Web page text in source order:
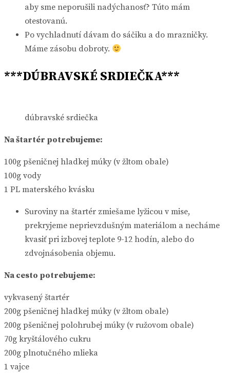
aby sme neporušili nadýchanosť? Túto mám
otestovanú.
Po vychladnutí dávam do sáčiku a do mrazničky.
Máme zásobu dobroty.
***DÚBRAVSKÉ SRDIEČKA***
dúbravské srdiečka
Na štartér potrebujeme:
100g pšeničnej hladkej múky (v žltom obale)
100g vody
1 PL materského kvásku
Suroviny na štartér zmiešame lyžicou v mise,
prekryjeme neprievzdušným materiálom a necháme
kvasiť pri izbovej teplote 9-12 hodín, alebo do
zdvojnásobenia objemu.
Na cesto potrebujeme:
vykvasený štartér
200g pšeničnej hladkej múky (v žltom obale)
200g pšeničnej polohrubej múky (v ružovom obale)
70g kryštálového cukru
200g plnotučného mlieka
1 vajce